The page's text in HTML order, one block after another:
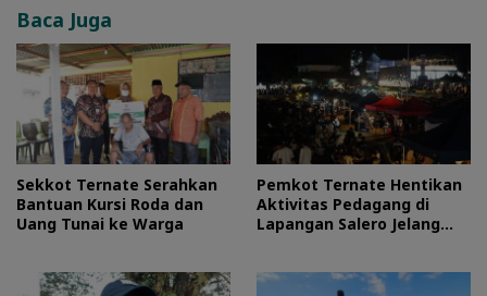
Baca Juga
Sekkot Ternate Serahkan
Bantuan Kursi Roda dan
Uang Tunai ke Warga
Pemkot Ternate Hentikan
Aktivitas Pedagang di
Lapangan Salero Jelang